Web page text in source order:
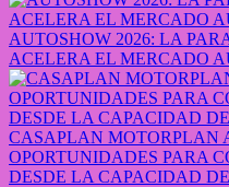
AUTOSHOW 2026: LA
ACELERA EL MERCADO
CASAPLAN MOTORPLAN
OPORTUNIDADES PARA
DESDE LA CAPACIDAD